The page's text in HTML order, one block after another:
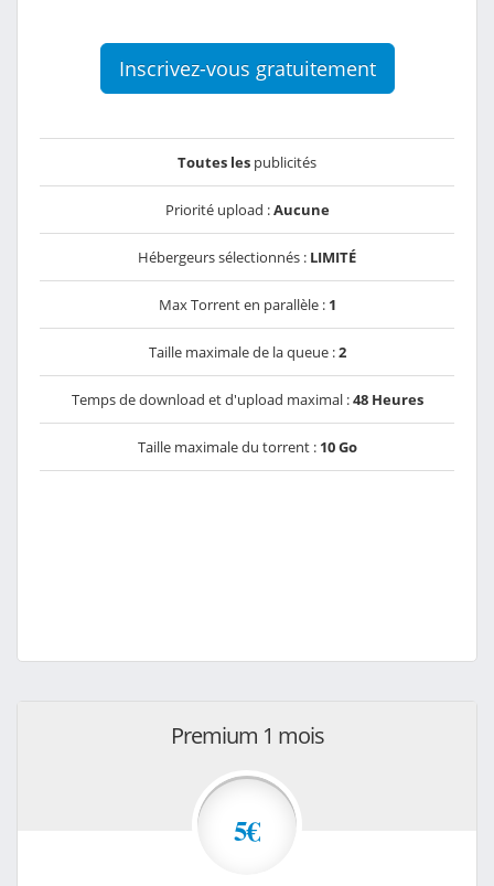
Inscrivez-vous gratuitement
Toutes les publicités
Priorité upload :Aucune
Hébergeurs sélectionnés : LIMITÉ
Max Torrent en parallèle : 1
Taille maximale de la queue :2
Temps de download et d'upload maximal :48 Heures
Taille maximale du torrent : 10 Go
Premium 1 mois
5€